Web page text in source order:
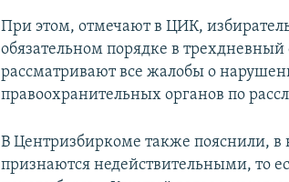
При этом, отмечают в ЦИК,
обязательном порядке в
рассматривают все жалобы о
правоохранительных органов по
В Центризбиркоме также пояснили, в
признаются недействительными, то